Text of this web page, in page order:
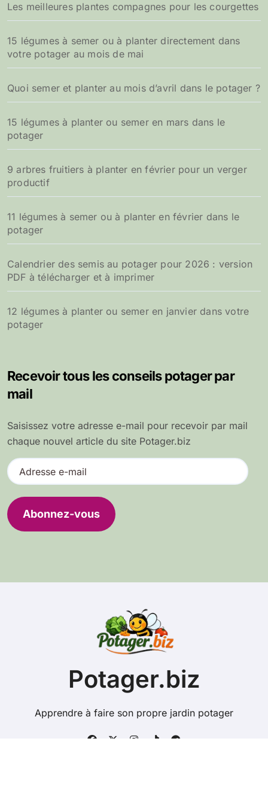
Les meilleures plantes compagnes pour les courgettes
15 légumes à semer ou à planter directement dans
votre potager au mois de mai
Quoi semer et planter au mois d’avril dans le potager ?
15 légumes à planter ou semer en mars dans le
potager
9 arbres fruitiers à planter en février pour un verger
productif
11 légumes à semer ou à planter en février dans le
potager
Calendrier des semis au potager pour 2026 : version
PDF à télécharger et à imprimer
12 légumes à planter ou semer en janvier dans votre
potager
Recevoir tous les conseils potager par
mail
Saisissez votre adresse e-mail pour recevoir par mail
chaque nouvel article du site Potager.biz
A
d
e
s
Abonnez-vous
Potager.biz
Apprendre à faire son propre jardin potager